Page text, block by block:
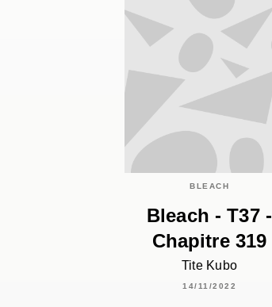
BLEACH
Bleach - T37 -
Chapitre 319
Tite Kubo
14/11/2022